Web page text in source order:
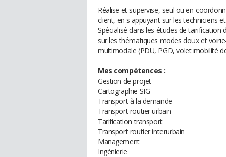
Réalise et supervise, seul ou en
client, en s'appuyant sur les techniciens et
Spécialisé dans les études de
sur les thématiques modes doux et
multimodale (PDU, PGD, volet mobilité
Mes compétences :
Gestion de projet
Cartographie SIG
Transport à la demande
Transport routier urbain
Tarification transport
Transport routier interurbain
Management
Ingénierie